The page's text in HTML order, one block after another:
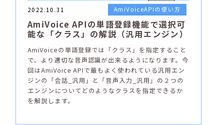
2022.10.31 AmiVoiceAPIの使い方
AmiVoice APIの単語登録機能で選択可
能な「クラス」の解説（汎用エンジン）
AmiVoiceの単語登録では「クラス」を指定すること
で、より適切な音声認識が出来るようになります。今
回はAmiVoice APIで最もよく使われている汎用エン
ジンの「会話_汎用」と「音声入力_汎用」の２つの
エンジンについてどのようなクラスを指定できるか
を解説します。